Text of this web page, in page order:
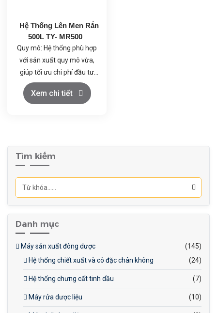
Khả năng ghi nhận và phân
quá trình và nâng cao hiệu
Hệ Thống Lên Men Rắn
500L TY- MR500
Quy mô: Hệ thống phù hợp
với sản xuất quy mô vừa,
giúp tối ưu chi phí đầu tư
ban đầu.
Tối ưu hóa quá trình lên
men: Hệ thống giúp tối ưu
thống cho phép kiểm soát
chính xác các thông số lên
sản phẩm ổn định.
Xem chi tiết
Tìm kiếm
Danh mục
Máy sản xuất đông dược
(145)
Hệ thống chiết xuất và cô đặc chân không
(24)
Hệ thống chưng cất tinh dầu (7)
Máy rửa dược liệu (10)